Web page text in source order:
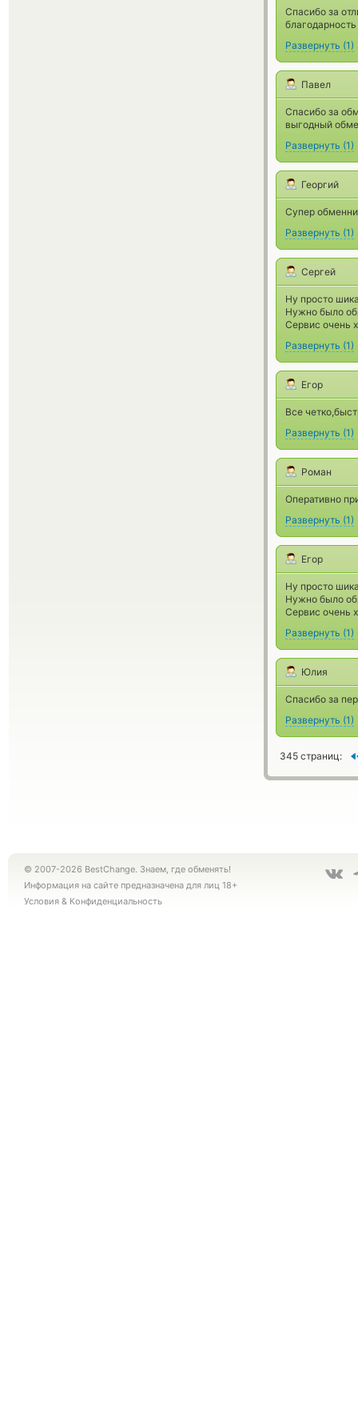
Спасибо за
Развернуть (1)
Павел
Спасибо за
выгодный
Развернуть (1)
Георгий
Супер
Развернуть (1)
Сергей
Ну просто
Нужно было
Сервис очень
Развернуть (1)
Егор
Все
Развернуть (1)
Роман
Оперативно
Развернуть (1)
Егор
Ну просто
Нужно было
Сервис очень
Развернуть (1)
Юлия
Спасибо за
Развернуть (1)
345 страниц:
© 2007-2026 BestChange. Знаем, где обменять!
Информация на сайте предназначена для лиц 18+
Условия & Конфиденциальность